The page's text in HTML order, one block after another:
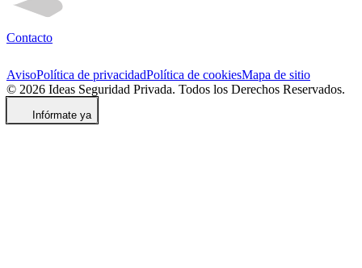
Contacto
AvisoPolítica de privacidadPolítica de cookiesMapa de sitio
© 2026 Ideas Seguridad Privada. Todos los Derechos Reservados.
Infórmate ya